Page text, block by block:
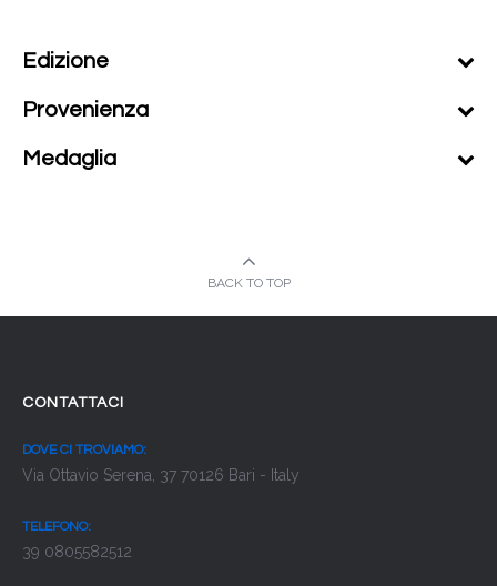
Edizione
Provenienza
Medaglia
BACK TO TOP
CONTATTACI
DOVE CI TROVIAMO:
Via Ottavio Serena, 37 70126 Bari - Italy
TELEFONO:
39 0805582512